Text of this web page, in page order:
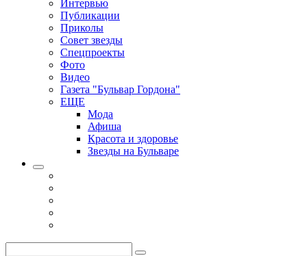
Интервью
Публикации
Приколы
Совет звезды
Спецпроекты
Фото
Видео
Газета "Бульвар Гордона"
ЕЩЕ
Мода
Афиша
Красота и здоровье
Звезды на Бульваре